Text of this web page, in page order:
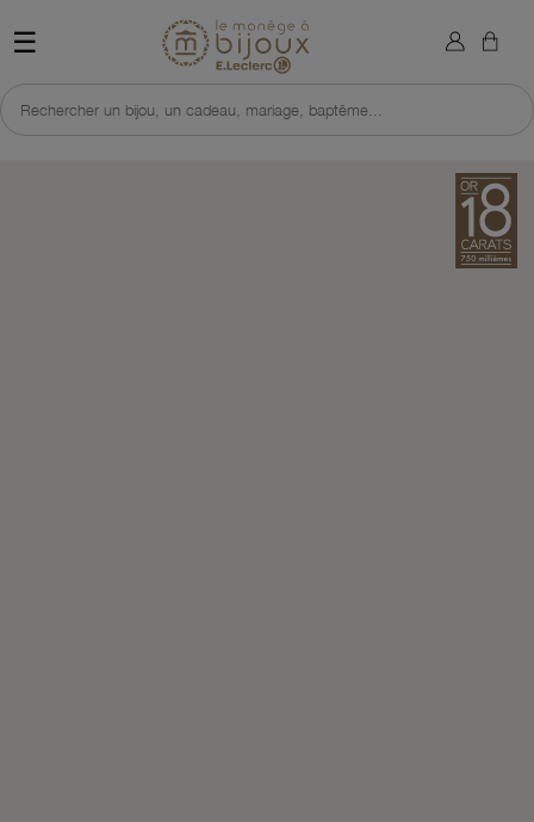
☰ Retour à l'accueil du site
Rechercher un bijou, un cadeau, mariage, baptême...
×